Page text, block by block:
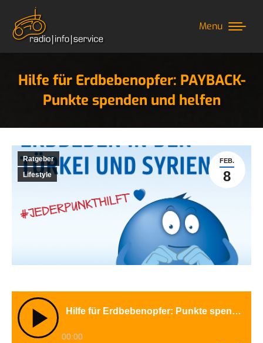
Menu
Hilfe für Erdbebenopfer: PAYBACK-
Punkte spenden und helfen
FEB.
8
Ratgeber
Lifestyle